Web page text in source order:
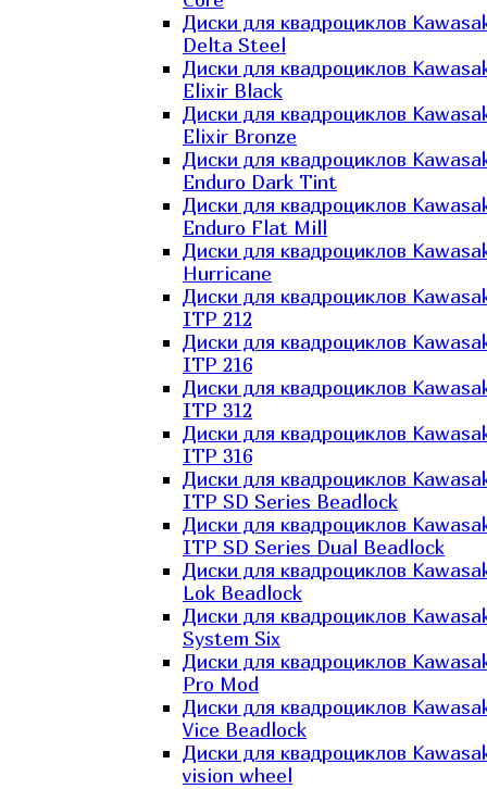
Диски для квадроциклов
Delta Steel
Диски для квадроциклов
Elixir Black
Диски для квадроциклов
Elixir Bronze
Диски для квадроциклов
Enduro Dark Tint
Диски для квадроциклов
Enduro Flat Mill
Диски для квадроциклов
Hurricane
Диски для квадроциклов
ITP 212
Диски для квадроциклов
ITP 216
Диски для квадроциклов
ITP 312
Диски для квадроциклов
ITP 316
Диски для квадроциклов
ITP SD Series Beadlock
Диски для квадроциклов
ITP SD Series Dual Beadlock
Диски для квадроциклов
Lok Beadlock
Диски для квадроциклов
System Six
Диски для квадроциклов
Pro Mod
Диски для квадроциклов
Vice Beadlock
Диски для квадроциклов
vision wheel